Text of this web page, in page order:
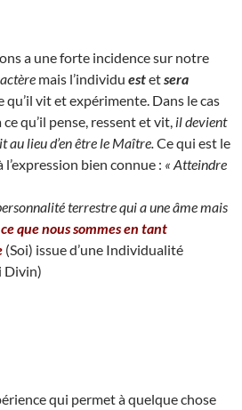
a une forte incidence sur notre
mais l’individu estetsera
vit et expérimente. Dans le cas
qu’il pense, ressent et vit, il devient
au lieu d’en être le Maître. Ce qui est le
bien connue : « Atteindre
terrestre qui a une âme mais
ce que nous sommes en tant
(Soi) issue d’une Individualité
Divin)
qui permet à quelque chose